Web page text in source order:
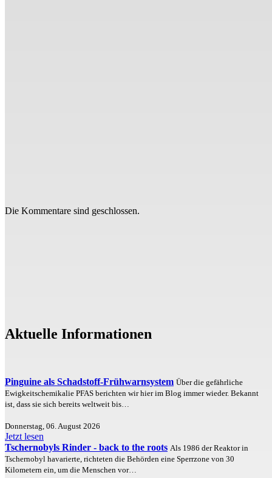
Die Kommentare sind geschlossen.
Aktuelle Informationen
Pinguine als Schadstoff-Frühwarnsystem Über die gefährliche
Ewigkeitschemikalie PFAS berichten wir hier im Blog immer wieder. Bekannt
ist, dass sie sich bereits weltweit bis…
Donnerstag, 06. August 2026
Jetzt lesen
Tschernobyls Rinder - back to the roots Als 1986 der Reaktor in
Tschernobyl havarierte, richteten die Behörden eine Sperrzone von 30
Kilometern ein, um die Menschen vor…